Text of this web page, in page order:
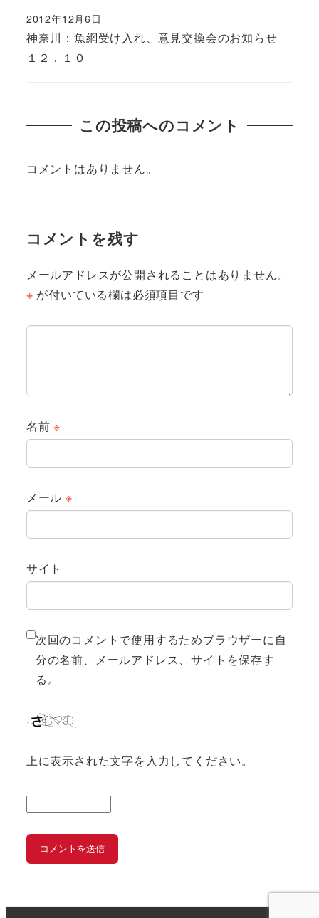
神奈川：魚網受け入れ、意見交換会のお知らせ
１２．１０
2012年12月6日
この投稿へのコメント
コメントはありません。
コメントを残す
メールアドレスが公開されることはありません。
※ が付いている欄は必須項目です
名前※
メール ※
サイト
次回のコメントで使用するためブラウザーに自
分の名前、メールアドレス、サイトを保存す
る。
上に表示された文字を入力してください。